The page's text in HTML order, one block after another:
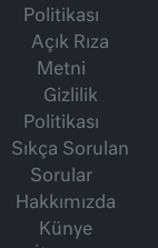
Politikası
Açık Rıza
Metni
Gizlilik
Politikası
Sıkça Sorulan
Sorular
Hakkımızda
Künye